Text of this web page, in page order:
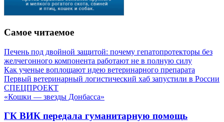
Самое читаемое
Печень под двойной защитой: почему гепатопротекторы без
желчегонного компонента работают не в полную силу
Как ученые воплощают идею ветеринарного препарата
Первый ветеринарный логистический хаб запустили в России
СПЕЦПРОЕКТ
«Кошки — звезды Донбасса»
ГК ВИК передала гуманитарную помощь